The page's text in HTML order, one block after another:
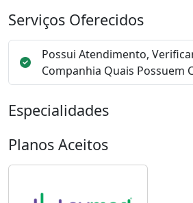
Serviços Oferecidos
Possui Atendimento,
Companhia Quais Possuem
Especialidades
Planos Aceitos